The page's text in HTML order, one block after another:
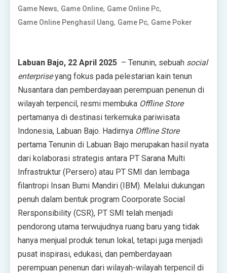
Game News, Game Online, Game Online Pc,
Game Online Penghasil Uang, Game Pc, Game Poker
Labuan Bajo, 22 April 2025 – Tenunin, sebuah social
enterpriseyang fokus pada pelestarian kain tenun
Nusantara dan pemberdayaan perempuan penenun di
wilayah terpencil, resmi membuka Offline Store
pertamanya di destinasi terkemuka pariwisata
Indonesia, Labuan Bajo. Hadirnya Offline Store
pertama Tenunin di Labuan Bajo merupakan hasil nyata
dari kolaborasi strategis antara PT Sarana Multi
Infrastruktur (Persero) atau PT SMI dan lembaga
filantropi Insan Bumi Mandiri (IBM). Melalui dukungan
penuh dalam bentuk program Coorporate Social
Rersponsibility (CSR), PT SMI telah menjadi
pendorong utama terwujudnya ruang baru yang tidak
hanya menjual produk tenun lokal, tetapi juga menjadi
pusat inspirasi, edukasi, dan pemberdayaan
perempuan penenun dari wilayah-wilayah terpencil di